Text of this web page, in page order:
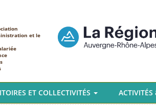
et le
ET COLLECTIVITÉS ACTIVITÉS